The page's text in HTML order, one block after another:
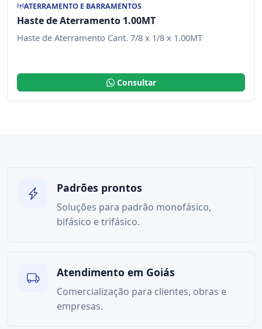
ATERRAMENTO E BARRAMENTOS
Haste de Aterramento 1.00MT
Haste de Aterramento Cant. 7/8 x 1/8 x 1.00MT
Consultar
Padrões prontos
Soluções para padrão monofásico,
bifásico e trifásico.
Atendimento em Goiás
Comercialização para clientes, obras e
empresas.